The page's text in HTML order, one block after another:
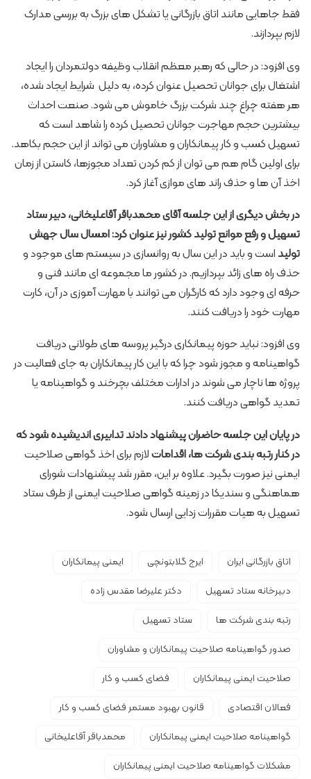
فقط جاهایی مانند اتاق بازرگانی یا تشکل های بزرگ به بررسی مدارک
لازم بپردازند.
وی افزود: در حالی که رهبر معظم انقلاب وظیفه دولتمردان را ایجاد
اشتغال برای جوانان تحصیل عنوان کرده، به دلیل شرایط ایجاد شده،
هر هفته چراغ چند شرکت بزرگ خاموش می ­شود. صنعت احداث
بیشترین حجم مهاجرت جوانان تحصیل کرده را شاهد است که
تسهیل کسب و کار پیمانکاران و مشاوران می ­تواند از این حجم بکاهد.
برای اولین گام هم می­ توان از کم کردن تعداد مجوزها، کاستن از زمان
اخذ آن ها و حذف راند های موازی آغاز کرد.
در بخش دیگری از این جلسه آقای محمدباقر آقاعلیخانی، دبیر ستاد
تسهیل و رفع موانع تولید کشور نیز عنوان کرد: امسال سال جهش
تولید است و باید در این سال به روان­سازی در سیستم ­های موجود و
حذف راه های زائد بپردازیم. در کشور ما مجموعه ­ای مانند فنی و
حرفه ­ای وجود دارد که کارگران می­ توانند با مهارت آموزی در آن، کارت
مهارت خود را دریافت کنند.
وی افزود: نباید حوزه پیمانکاری درگیر پروسه ­های طولانی دریافت
گواهی­نامه و مجوز شود چرا که با این کار پیمانکاران به جای فعالیت در
پروژه­ ها ناچار می شوند در ادارات مختلف بچرخند و گواهی­نامه یا
تمدید گواهی دریافت کنند.
در پایان این جلسه حاضران پیشنهاد دادند تدابیری اندیشیده شود که
در کنار رتبه ­بندی شرکت ها، اقداماتلازم برای اخذ گواهی صلاحیت
ایمنی نیز صورت بگیرد. علاوه بر این، مقرر شد پیشنهادات شورای
هماهنگی و سندیکا در زمینه گواهی صلاحیت ایمنی از طرف ستاد
تسهیل به هیات مقررات ­زدایی ارسال شود.
اتاق بازرگانی ایران ایرج گلابتونچی
ایمنی پیمانکاران
دبیرخانه ستاد تسهیل
دکتر علیرضا مقدس ­زاده
رتبه بندی شرکت ها
ستاد تسهیل
صدور گواهینامه صلاحیت پیمانکاران و مشاوران
صلاحیت ایمنی پیمانکاران
فضای کسب و کار
فعالان اقتصادی
قانون بهبود مستمر فضای کسب و کار
گواهی­نامه صلاحیت ایمنی پیمانکاران
محمدباقر آقاعلیخانی
مشکلات گواهی­نامه صلاحیت ایمنی پیمانکاران